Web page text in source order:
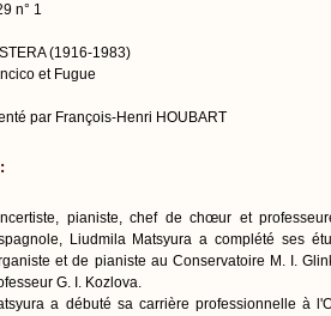
n° 1
(1916-1983)
et Fugue
par François-Henri HOUBART
pianiste, chef de chœur et
Liudmila Matsyura a complété ses
et de pianiste au Conservatoire M. I.
G. I. Kozlova.
a débuté sa carrière professionnelle à